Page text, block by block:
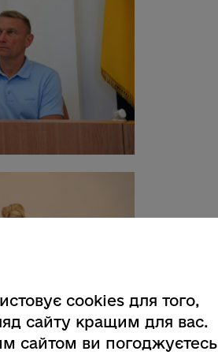
cookies для того,
сайту кращим для вас.
сайтом ви погоджуєтесь